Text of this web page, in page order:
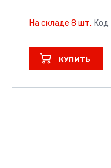
На складе 8 шт. Код
КУПИТЬ